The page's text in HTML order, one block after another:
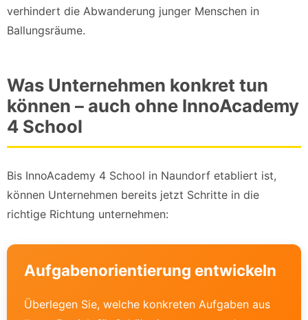
verhindert die Abwanderung junger Menschen in
Ballungsräume.
Was Unternehmen konkret tun
können – auch ohne InnoAcademy
4 School
Bis InnoAcademy 4 School in Naundorf etabliert ist,
können Unternehmen bereits jetzt Schritte in die
richtige Richtung unternehmen:
Aufgabenorientierung entwickeln
Überlegen Sie, welche konkreten Aufgaben aus